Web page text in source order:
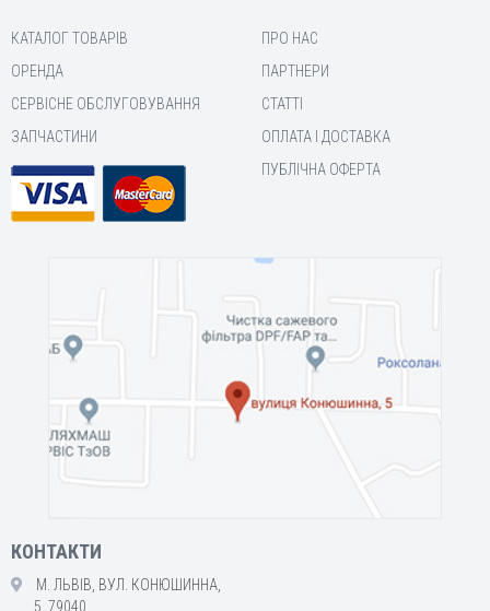
КАТАЛОГ ТОВАРІВ
ОРЕНДА
СЕРВІСНЕ ОБСЛУГОВУВАННЯ
ЗАПЧАСТИНИ
ПРО НАС
ПАРТНЕРИ
СТАТТІ
ОПЛАТА І ДОСТАВКА
ПУБЛІЧНА ОФЕРТА
КОНТАКТИ
М. ЛЬВІВ, ВУЛ. КОНЮШИННА,
5, 79040